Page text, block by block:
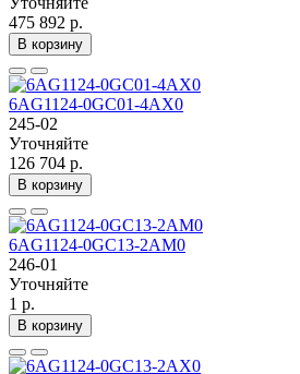
475 892 р.
В корзину
6AG1124-0GC01-4AX0
245-02
Уточняйте
126 704 р.
В корзину
6AG1124-0GC13-2AM0
246-01
Уточняйте
1 р.
В корзину